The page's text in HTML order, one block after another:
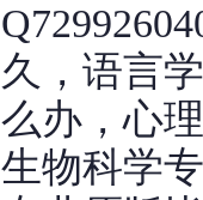
久，语言
么办，心
生物科学